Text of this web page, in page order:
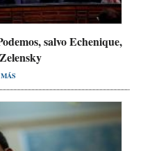
salvo Echenique,